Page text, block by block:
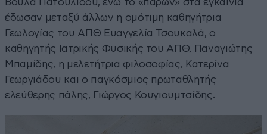
έδωσαν μεταξύ άλλων η ομότιμη καθηγήτρια
Γεωλογίας του ΑΠΘ Ευαγγελία Τσουκαλά, ο
καθηγητής Ιατρικής Φυσικής του ΑΠΘ, Παναγιώτης
Μπαμίδης, η μελετήτρια φιλοσοφίας, Κατερίνα
Γεωργιάδου και ο παγκόσμιος πρωταθλητής
ελεύθερης πάλης, Γιώργος Κουγιουμτσίδης.